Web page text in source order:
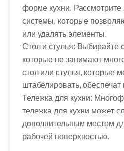
форме кухни.
системы, которые
или удалять элементы.
Стол и стулья: Выбирайте
которые не занимают
стол или стулья, которые
штабелировать, обеспечат
Тележка для кухни:
тележка для кухни может
дополнительным местом
рабочей поверхностью.